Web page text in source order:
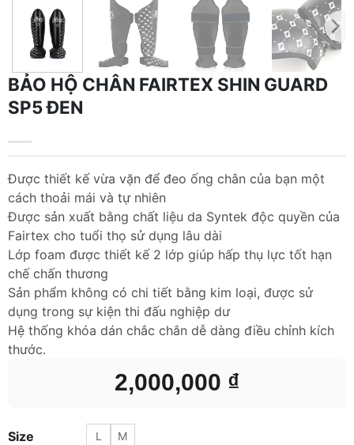
BẢO HỘ CHÂN FAIRTEX SHIN GUARD
SP5 ĐEN
2,000,000 ₫
Được thiết kế vừa vặn để đeo ống chân của bạn một
cách thoải mái và tự nhiên
Được sản xuất bằng chất liệu da Syntek độc quyền của
Fairtex cho tuổi thọ sử dụng lâu dài
Lớp foam được thiết kế 2 lớp giúp hấp thụ lực tốt hạn
chế chấn thương
Sản phẩm không có chi tiết bằng kim loại, được sử
dụng trong sự kiện thi đấu nghiệp dư
Hệ thống khóa dán chắc chắn dễ dàng điều chỉnh kích
thước.
Size L M